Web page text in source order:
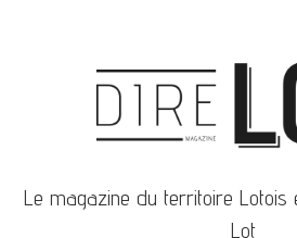
Le magazine du territoire
Lot